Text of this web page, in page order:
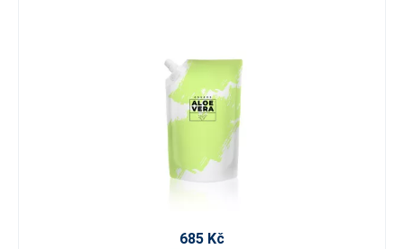
685 Kč